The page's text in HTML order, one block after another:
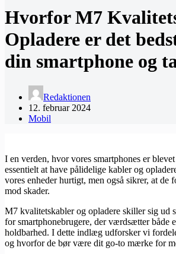
Hvorfor M7
Opladere er det
din smartphone og
Redaktionen
12. februar 2024
Mobil
I en verden, hvor vores smartphones er
essentielt at have pålidelige kabler og
vores enheder hurtigt, men også sikrer, at de
mod skader.
M7 kvalitetskabler og opladere skiller sig ud
for smartphonebrugere, der værdsætter både
holdbarhed. I dette indlæg udforsker vi
og hvorfor de bør være dit go-to mærke for